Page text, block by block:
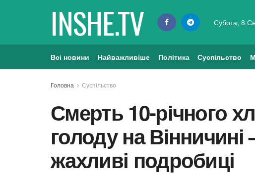
INSHE.TV Субота, 8
Всі новини Найважливіше Політика Суспільство
Головна Суспільство
Смерть 10-річного
голоду на
жахливі подробиці